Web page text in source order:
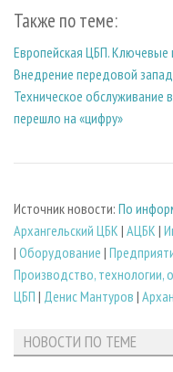
Также по теме:
Европейская ЦБП. Ключевые
Внедрение передовой
Техническое обслуживание
перешло на «цифру»
Источник новости: По
Архангельский ЦБК | АЦБК |
| Оборудование |
Производство, технологии,
ЦБП | Денис Мантуров |
НОВОСТИ ПО ТЕМЕ